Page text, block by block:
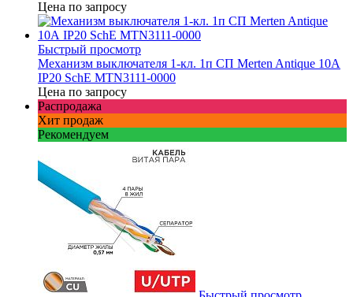
Цена по запросу
Быстрый просмотр
Механизм выключателя 1-кл. 1п СП Merten Antique 10А
IP20 SchE MTN3111-0000
Цена по запросу
Распродажа
Хит продаж
Рекомендуем